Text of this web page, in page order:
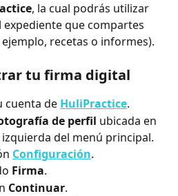
, la cual podrás utilizar
que compartes
recetas o informes).
tu firma digital
cuenta de HuliPractice.
de perfil ubicada en
del menú principal.
Configuración.
Firma.
Continuar.